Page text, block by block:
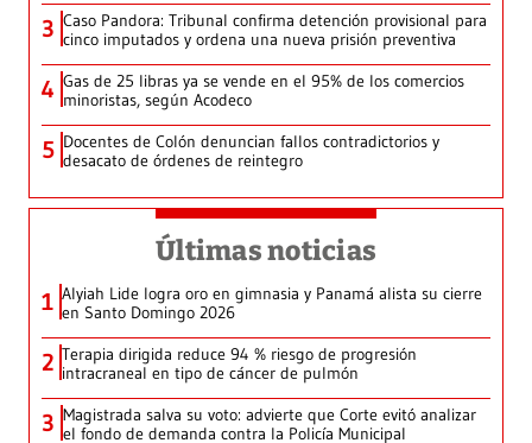
3 Caso Pandora: Tribunal confirma detención provisional para
cinco imputados y ordena una nueva prisión preventiva
4 Gas de 25 libras ya se vende en el 95% de los comercios
minoristas, según Acodeco
5 Docentes de Colón denuncian fallos contradictorios y
desacato de órdenes de reintegro
Últimas noticias
1 Alyiah Lide logra oro en gimnasia y Panamá alista su cierre
en Santo Domingo 2026
2 Terapia dirigida reduce 94 % riesgo de progresión
intracraneal en tipo de cáncer de pulmón
3 Magistrada salva su voto: advierte que Corte evitó analizar
el fondo de demanda contra la Policía Municipal